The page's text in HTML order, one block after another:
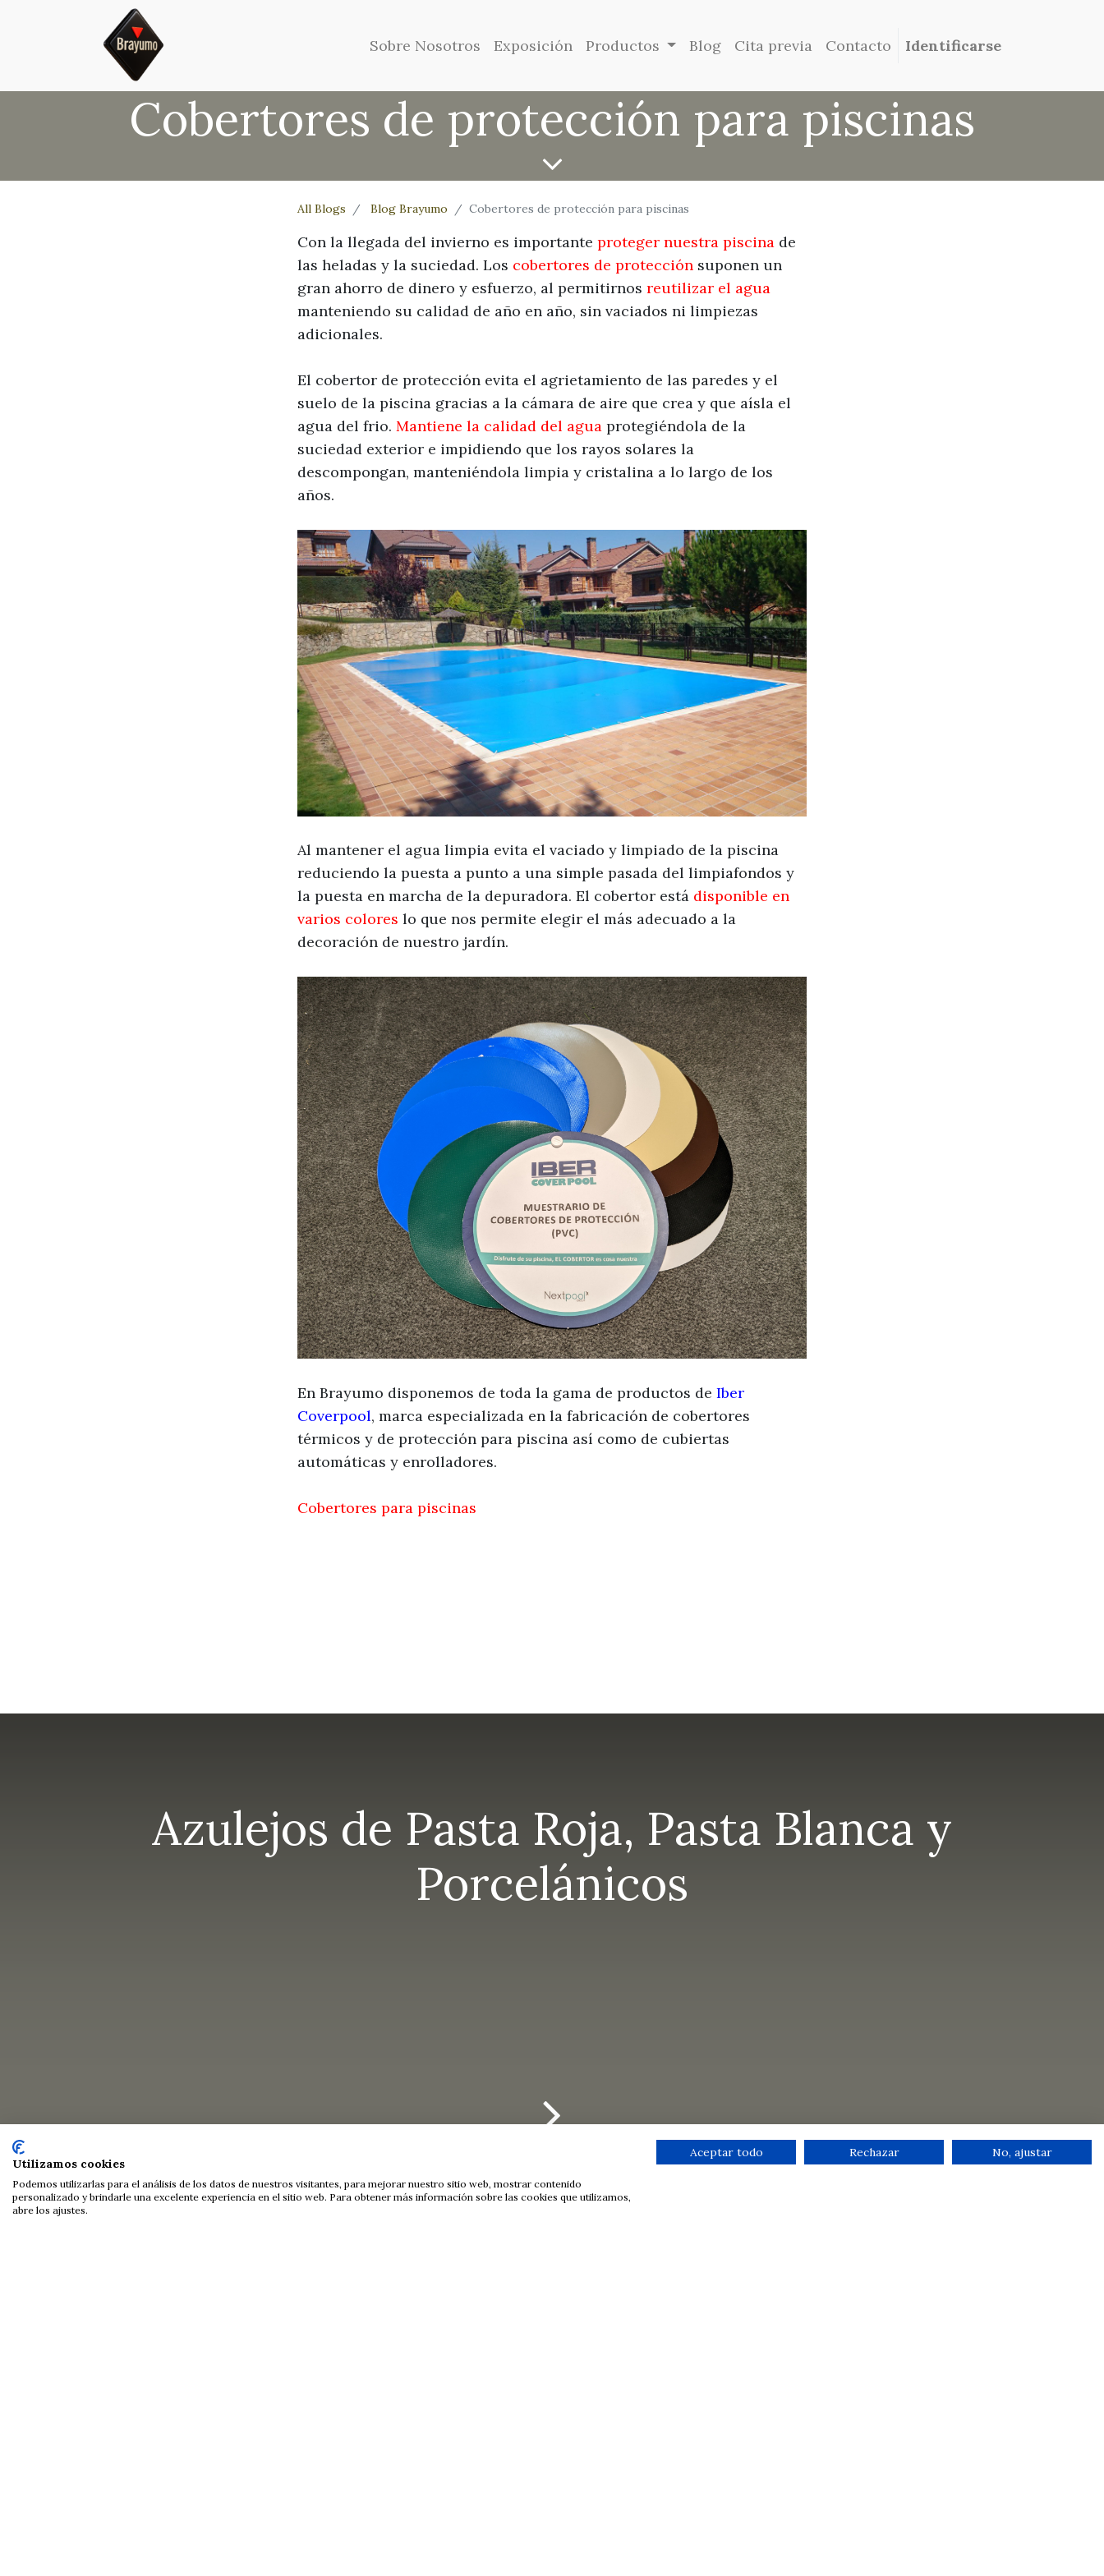
Sobre Nosotros Exposición Productos Blog Cita previa Contacto Identificarse
Cobertores de protección para piscinas
All Blogs Blog Brayumo Cobertores de protección para piscinas
Con la llegada del invierno es importante proteger nuestra piscina de
las heladas y la suciedad. Los cobertores de protección suponen un
gran ahorro de dinero y esfuerzo, al permitirnos reutilizar el agua
manteniendo su calidad de año en año, sin vaciados ni limpiezas
adicionales.
El cobertor de protección evita el agrietamiento de las paredes y el
suelo de la piscina gracias a la cámara de aire que crea y que aísla el
agua del frio. Mantiene la calidad del agua protegiéndola de la
suciedad exterior e impidiendo que los rayos solares la
descompongan, manteniéndola limpia y cristalina a lo largo de los
años.
Al mantener el agua limpia evita el vaciado y limpiado de la piscina
reduciendo la puesta a punto a una simple pasada del limpiafondos y
la puesta en marcha de la depuradora. El cobertor está disponible en
varios colores lo que nos permite elegir el más adecuado a la
decoración de nuestro jardín.
En Brayumo disponemos de toda la gama de productos de Iber
Coverpool, marca especializada en la fabricación de cobertores
térmicos y de protección para piscina así como de cubiertas
automáticas y enrolladores.
Cobertores para piscinas
Azulejos de Pasta Roja, Pasta Blanca y
Porcelánicos
Utilizamos cookies
Podemos utilizarlas para el análisis de los datos de nuestros visitantes, para mejorar nuestro sitio web, mostrar contenido
personalizado y brindarle una excelente experiencia en el sitio web. Para obtener más información sobre las cookies que utilizamos,
abre los ajustes.
Aceptar todo Rechazar No, ajustar